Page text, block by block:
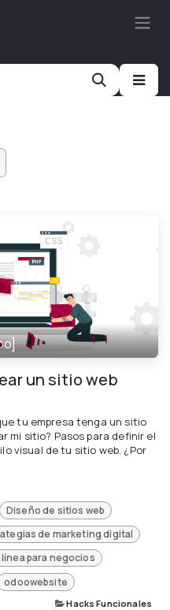
un sitio web
tu empresa tenga un sitio
mi sitio? Pasos para definir el
visual de tu sitio web. ¿Por
Diseño de sitios web
de marketing digital
para negocios
odoowebsite
Hacks Funcionales